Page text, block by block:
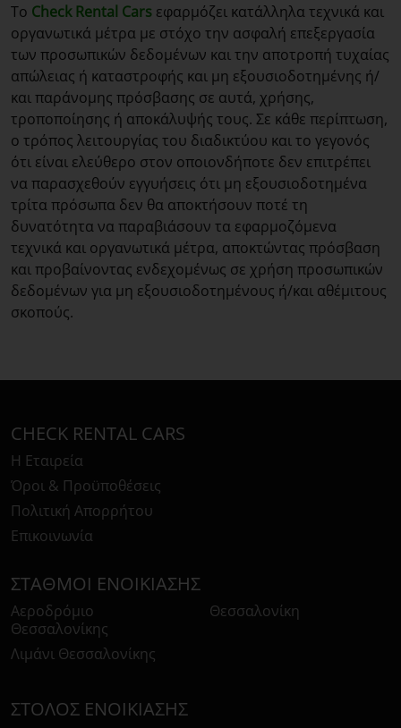
Το Check Rental Cars εφαρμόζει κατάλληλα τεχνικά και
οργανωτικά μέτρα με στόχο την ασφαλή επεξεργασία
των προσωπικών δεδομένων και την αποτροπή τυχαίας
απώλειας ή καταστροφής και μη εξουσιοδοτημένης ή/
και παράνομης πρόσβασης σε αυτά, χρήσης,
τροποποίησης ή αποκάλυψής τους. Σε κάθε περίπτωση,
ο τρόπος λειτουργίας του διαδικτύου και το γεγονός
ότι είναι ελεύθερο στον οποιονδήποτε δεν επιτρέπει
να παρασχεθούν εγγυήσεις ότι μη εξουσιοδοτημένα
τρίτα πρόσωπα δεν θα αποκτήσουν ποτέ τη
δυνατότητα να παραβιάσουν τα εφαρμοζόμενα
τεχνικά και οργανωτικά μέτρα, αποκτώντας πρόσβαση
και προβαίνοντας ενδεχομένως σε χρήση προσωπικών
δεδομένων για μη εξουσιοδοτημένους ή/και αθέμιτους
σκοπούς.
CHECK RENTAL CARS
Η Εταιρεία
Όροι & Προϋποθέσεις
Πολιτική Απορρήτου
Επικοινωνία
ΣΤΑΘΜΟΊ ΕΝΟΙΚΊΑΣΗΣ
Αεροδρόμιο
Θεσσαλονίκης
Λιμάνι Θεσσαλονίκης
Θεσσαλονίκη
ΣΤΌΛΟΣ ΕΝΟΙΚΊΑΣΗΣ